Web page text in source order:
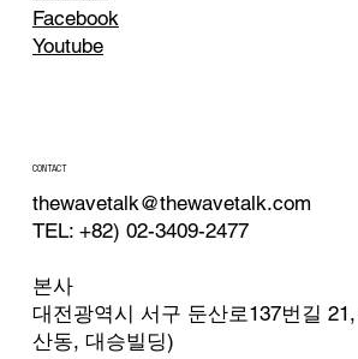
Facebook
Youtube
CONTACT
thewavetalk@thewavetalk.com
TEL: +82) 02-3409-2477
본사
대전광역시 서구 둔산로137번길
산동, 대승빌딩)